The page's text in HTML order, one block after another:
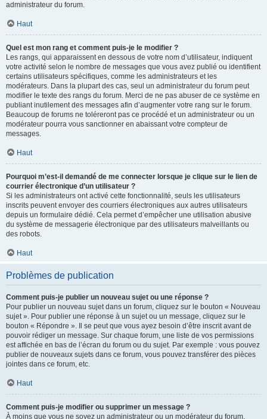
administrateur du forum.
Haut
Quel est mon rang et comment puis-je le modifier ?
Les rangs, qui apparaissent en dessous de votre nom d’utilisateur, indiquent
votre activité selon le nombre de messages que vous avez publié ou identifient
certains utilisateurs spécifiques, comme les administrateurs et les
modérateurs. Dans la plupart des cas, seul un administrateur du forum peut
modifier le texte des rangs du forum. Merci de ne pas abuser de ce système en
publiant inutilement des messages afin d’augmenter votre rang sur le forum.
Beaucoup de forums ne toléreront pas ce procédé et un administrateur ou un
modérateur pourra vous sanctionner en abaissant votre compteur de
messages.
Haut
Pourquoi m’est-il demandé de me connecter lorsque je clique sur le lien de
courrier électronique d’un utilisateur ?
Si les administrateurs ont activé cette fonctionnalité, seuls les utilisateurs
inscrits peuvent envoyer des courriers électroniques aux autres utilisateurs
depuis un formulaire dédié. Cela permet d’empêcher une utilisation abusive
du système de messagerie électronique par des utilisateurs malveillants ou
des robots.
Haut
Problèmes de publication
Comment puis-je publier un nouveau sujet ou une réponse ?
Pour publier un nouveau sujet dans un forum, cliquez sur le bouton « Nouveau
sujet ». Pour publier une réponse à un sujet ou un message, cliquez sur le
bouton « Répondre ». Il se peut que vous ayez besoin d’être inscrit avant de
pouvoir rédiger un message. Sur chaque forum, une liste de vos permissions
est affichée en bas de l’écran du forum ou du sujet. Par exemple : vous pouvez
publier de nouveaux sujets dans ce forum, vous pouvez transférer des pièces
jointes dans ce forum, etc.
Haut
Comment puis-je modifier ou supprimer un message ?
À moins que vous ne soyez un administrateur ou un modérateur du forum,